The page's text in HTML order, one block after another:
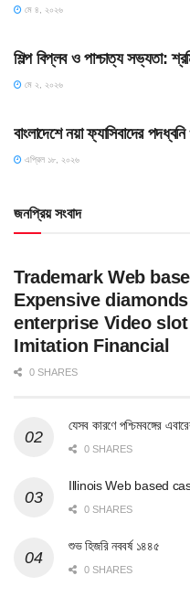
মে ৪, ২০২৬
শিল্প বিপ্লব ও পাশ্চাত্য সভ্যতা:
মে ২, ২০২৬
বাংলাদেশে নয়া ফ্যাসিবাদের
এপ্রিল ১৮, ২০২৬
জনপ্রিয় সংবাদ
Trademark Web
Expensive
enterprise Video
Imitation Financial
0 SHARES
যেসব কারণে পশ্চিমবঙ্গের
0 SHARES
Illinois Web based
0 SHARES
শুভ হিজরি নববর্ষ ১৪৪৫
0 SHARES